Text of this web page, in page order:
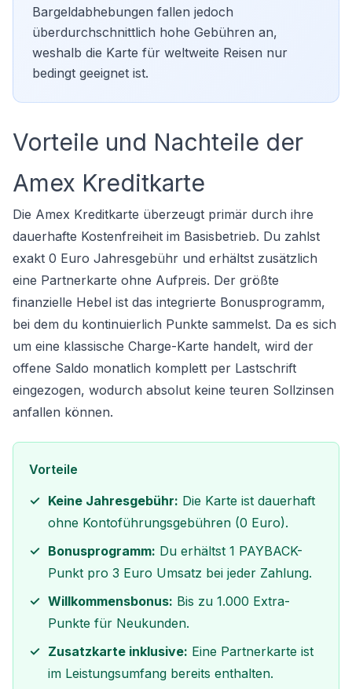
Bargeldabhebungen fallen jedoch
überdurchschnittlich hohe Gebühren an,
weshalb die Karte für weltweite Reisen nur
bedingt geeignet ist.
Vorteile und Nachteile der
Amex Kreditkarte
Die Amex Kreditkarte überzeugt primär durch ihre
dauerhafte Kostenfreiheit im Basisbetrieb. Du zahlst
exakt 0 Euro Jahresgebühr und erhältst zusätzlich
eine Partnerkarte ohne Aufpreis. Der größte
finanzielle Hebel ist das integrierte Bonusprogramm,
bei dem du kontinuierlich Punkte sammelst. Da es sich
um eine klassische Charge-Karte handelt, wird der
offene Saldo monatlich komplett per Lastschrift
eingezogen, wodurch absolut keine teuren Sollzinsen
anfallen können.
Vorteile
Keine Jahresgebühr: Die Karte ist dauerhaft
ohne Kontoführungsgebühren (0 Euro).
Bonusprogramm: Du erhältst 1 PAYBACK-
Punkt pro 3 Euro Umsatz bei jeder Zahlung.
Willkommensbonus: Bis zu 1.000 Extra-
Punkte für Neukunden.
Zusatzkarte inklusive: Eine Partnerkarte ist
im Leistungsumfang bereits enthalten.